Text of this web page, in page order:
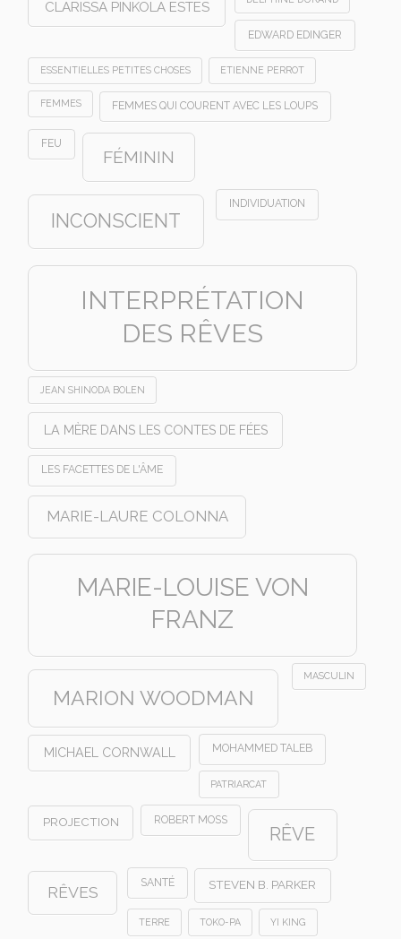
CLARISSA PINKOLA ESTES
EDWARD EDINGER
ESSENTIELLES PETITES CHOSES ETIENNE PERROT
FEMMES FEMMES QUI COURENT AVEC LES LOUPS
FEU
FÉMININ
INCONSCIENT
INDIVIDUATION
INTERPRÉTATION
DES RÊVES
JEAN SHINODA BOLEN
LA MÈRE DANS LES CONTES DE FÉES
LES FACETTES DE L'ÂME
MARIE-LAURE COLONNA
MARIE-LOUISE VON
FRANZ
MARION WOODMAN
MASCULIN
MICHAEL CORNWALL MOHAMMED TALEB
PATRIARCAT
PROJECTION ROBERT MOSS
RÊVE
RÊVES
SANTÉ STEVEN B. PARKER
TERRE TOKO-PA YI KING